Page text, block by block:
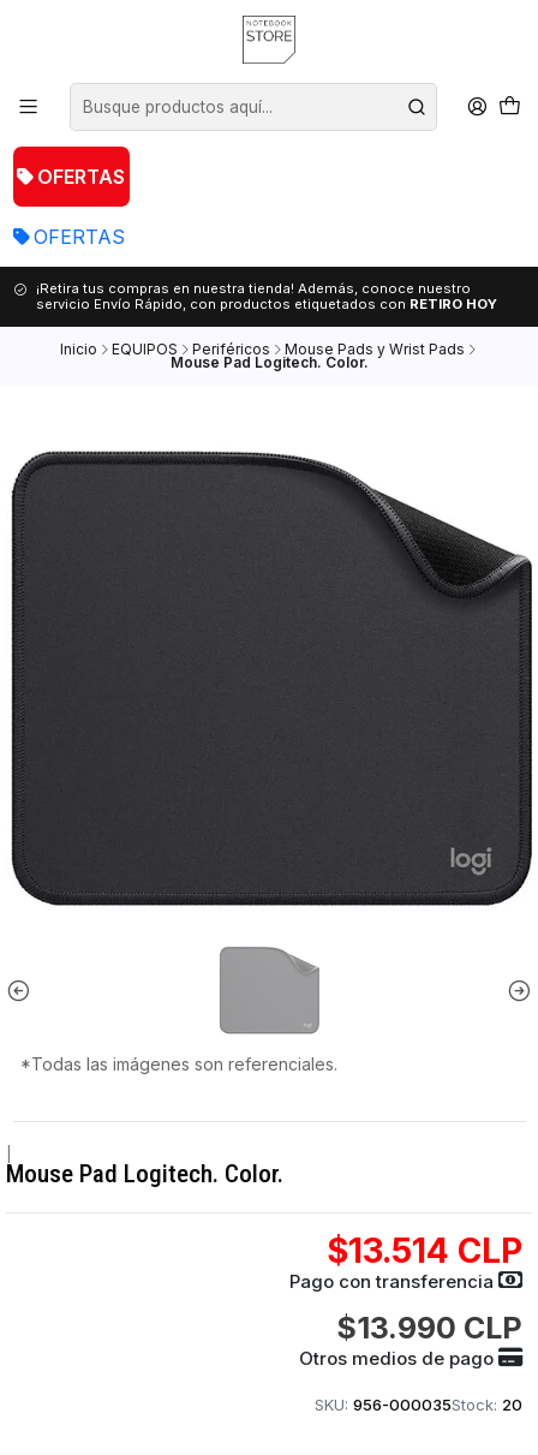
OFERTAS
OFERTAS
¡Retira tus compras en nuestra tienda! Además, conoce nuestro
servicio Envío Rápido, con productos etiquetados con RETIRO HOY
Inicio EQUIPOS Periféricos Mouse Pads y Wrist Pads
Mouse Pad Logitech. Color.
*Todas las imágenes son referenciales.
Mouse Pad Logitech. Color.
$13.514 CLP
Pago con transferencia
$13.990 CLP
Otros medios de pago
SKU: 956-000035Stock: 20